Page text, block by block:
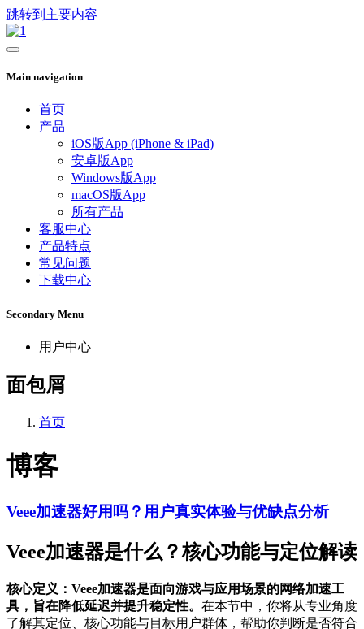
跳转到主要内容
Main navigation
首页
产品
iOS版App (iPhone & iPad)
安卓版App
Windows版App
macOS版App
所有产品
客服中心
产品特点
常见问题
下载中心
Secondary Menu
用户中心
面包屑
首页
博客
Veee加速器好用吗？用户真实体验与优缺点分析
Veee加速器是什么？核心功能与定位解读
核心定义：Veee加速器是面向游戏与应用场景的网络加速工
具，旨在降低延迟并提升稳定性。 在本节中，你将从专业角度
了解其定位、核心功能与目标用户群体，帮助你判断是否符合